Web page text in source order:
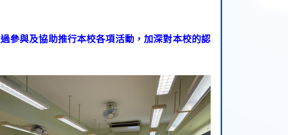
參與及協助推行本校各項活動，加深對本校的認